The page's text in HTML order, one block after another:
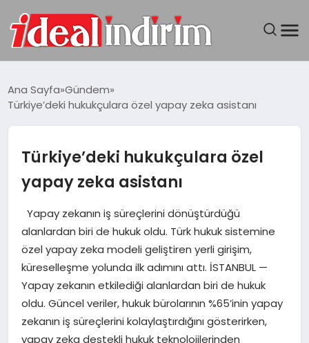
BILGISAYAR
DÜNYA
SEYAHAT
TEKNOLOJI
YAŞAM
Ana Sayfa Gündem
Türkiye’deki hukukçulara özel yapay zeka asistanı
Türkiye’deki hukukçulara özel
yapay zeka asistanı
Yapay zekanın iş süreçlerini dönüştürdüğü
alanlardan biri de hukuk oldu. Türk hukuk sistemine
özel yapay zeka modeli geliştiren yerli girişim,
küreselleşme yolunda ilk adımını attı. İSTANBUL —
Yapay zekanın etkilediği alanlardan biri de hukuk
oldu. Güncel veriler, hukuk bürolarının %65’inin yapay
zekanın iş süreçlerini kolaylaştırdığını gösterirken,
yapay zeka destekli hukuk teknolojilerinden